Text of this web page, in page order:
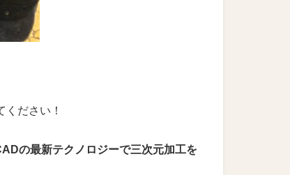
ださい！
の最新テクノロジーで三次元加工を